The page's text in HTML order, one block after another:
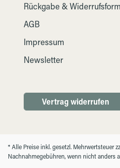
Rückgabe &
AGB
Impressum
Newsletter
Vertrag widerrufen
* Alle Preise inkl. gesetzl. Mehrwertsteuer
Nachnahmegebühren, wenn nicht anders